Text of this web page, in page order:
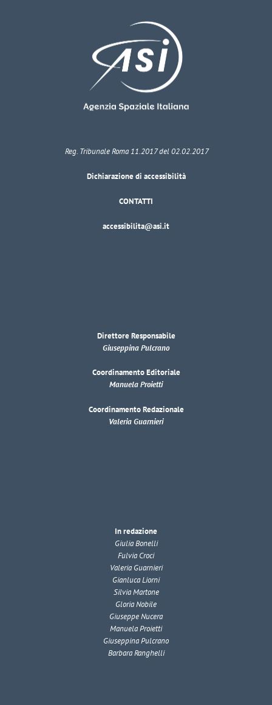
Reg. Tribunale Roma 11.2017 del 02.02.2017
Dichiarazione di accessibilità
CONTATTI
accessibilita@asi.it
Direttore Responsabile
Giuseppina Pulcrano
Coordinamento Editoriale
Manuela Proietti
Coordinamento Redazionale
Valeria Guarnieri
In redazione
Giulia Bonelli
Fulvia Croci
Valeria Guarnieri
Gianluca Liorni
Silvia Martone
Gloria Nobile
Giuseppe Nucera
Manuela Proietti
Giuseppina Pulcrano
Barbara Ranghelli